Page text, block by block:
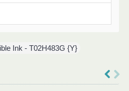
Ink - T02H483G {Y}